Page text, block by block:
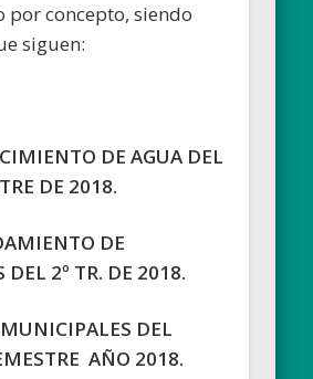
por concepto, siendo
siguen:
DE AGUA DEL
DE 2018.
DE
DEL 2º TR. DE 2018.
DEL
AÑO 2018.